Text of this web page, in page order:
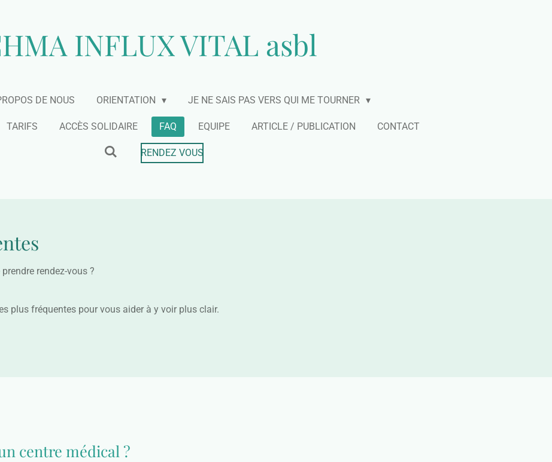
INFLUX VITAL asbl
DE NOUS ORIENTATION JE NE SAIS PAS VERS QUI ME TOURNER
TARIFS ACCÈS SOLIDAIRE FAQ EQUIPE ARTICLE / PUBLICATION CONTACT
RENDEZ VOUS
rendez-vous ?
plus fréquentes pour vous aider à y voir plus clair.
centre médical ?